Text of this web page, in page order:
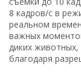
8 кадров/с в
реальном
важных
диких животных,
благодаря